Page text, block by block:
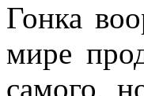
Гонка
мире
самого,